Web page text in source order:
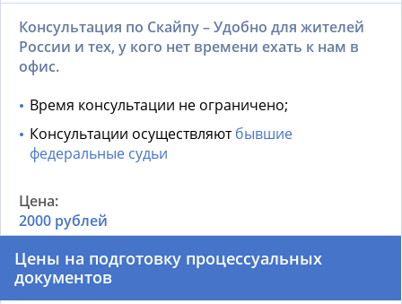
Консультация по Скайпу – Удобно для жителей
России и тех, у кого нет времени ехать к нам в
офис.
Время консультации не ограничено;
Консультации осуществляютбывшие
федеральные судьи
2000 рублей
Цены на подготовку процессуальных
документов